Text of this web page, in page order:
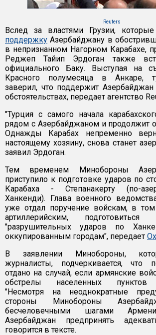
Reuters
Вслед за властями Грузии,
поддержку Азербайджану в
в непризнанном Нагорном Карабахе,
Реджеп Тайип Эрдоган также
официального Баку. Выступая на
Красного полумесяца в Анкаре,
заверил, что поддержит
обстоятельствах, передает агентство
"Турция с самого начала
рядом с Азербайджаном и продолжит
Однажды Карабах непременно
настоящему хозяину, снова станет
заявил Эрдоган.
Тем временем Минобороны
приступило к подготовке ударов по
Карабаха - Степанакерту (по-
Ханкенди). Глава военного
уже отдал поручение войскам, в том
артиллерийским,
"разрушительных ударов по
оккупированным городам", передает
В заявлении Минобороны,
журналисты, подчеркивается, что
отдано на случай, если армянские
обстрелы населенных пунктов
"Несмотря на неоднократные
стороны Минобороны
бесчеловечными шагами
Азербайджан предпринять
говорится в тексте.